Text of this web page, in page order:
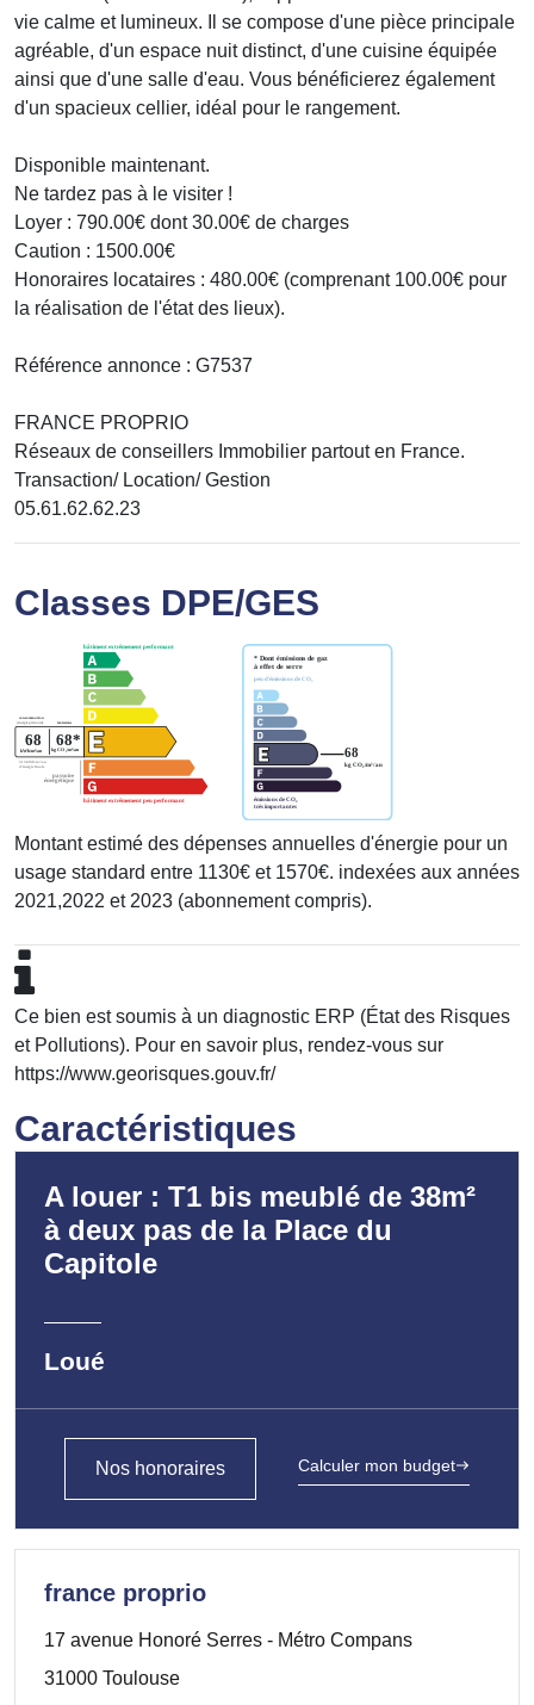
vie calme et lumineux. Il se compose d'une pièce principale
agréable, d'un espace nuit distinct, d'une cuisine équipée
ainsi que d'une salle d'eau. Vous bénéficierez également
d'un spacieux cellier, idéal pour le rangement.
Disponible maintenant.
Ne tardez pas à le visiter !
Loyer : 790.00€ dont 30.00€ de charges
Caution : 1500.00€
Honoraires locataires : 480.00€ (comprenant 100.00€ pour
la réalisation de l'état des lieux).
Référence annonce : G7537
FRANCE PROPRIO
Réseaux de conseillers Immobilier partout en France.
Transaction/ Location/ Gestion
05.61.62.62.23
Classes DPE/GES
Montant estimé des dépenses annuelles d'énergie pour un
usage standard entre 1130€ et 1570€. indexées aux années
2021,2022 et 2023 (abonnement compris).
Ce bien est soumis à un diagnostic ERP (État des Risques
et Pollutions). Pour en savoir plus, rendez-vous sur
https://www.georisques.gouv.fr/
Caractéristiques
A louer : T1 bis meublé de 38m²
à deux pas de la Place du
Capitole
Loué
Nos honoraires Calculer mon budget
france proprio
17 avenue Honoré Serres - Métro Compans
31000 Toulouse